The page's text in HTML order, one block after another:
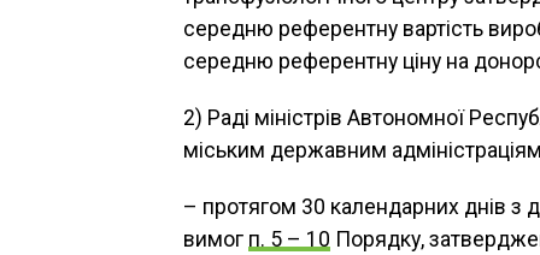
середню референтну вартість
середню референтну ціну на
2) Раді міністрів Автономної
міським державним
– протягом 30 календарних днів з
вимог п. 5 – 10 Порядку,